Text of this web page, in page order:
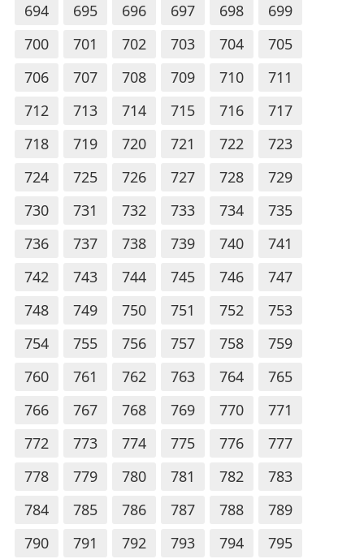
694
695 696 697 698
699
700
701 702 703 704
705
706
707 708 709 710
711
712
713 714 715 716
717
718
719 720 721 722
723
724
725 726 727 728
729
730
731 732 733 734
735
736
737 738 739 740
741
742
743 744 745 746
747
748
749 750 751 752
753
754
755 756 757 758
759
760
761 762 763 764
765
766
767 768 769 770
771
772
773 774 775 776
777
778
779 780 781 782
783
784
785 786 787 788
789
790
791 792 793 794
795